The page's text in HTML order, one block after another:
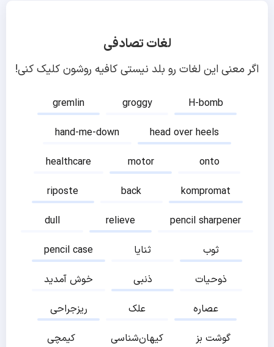
لغات تصادفی
اگر معنی این لغات رو بلد نیستی کافیه روشون کلیک کنی!
gremlin groggy
H-bomb
hand-me-down
head over heels
healthcare
motor
onto
riposte
back
kompromat
dull
relieve
pencil sharpener
pencil case
ثنایا
ثوب
خوش آمدید
ذنبی
ذوحیات
ریزجراحی
علک
عصاره
کیمچی
کیهان‌شناسی
گوشت بز